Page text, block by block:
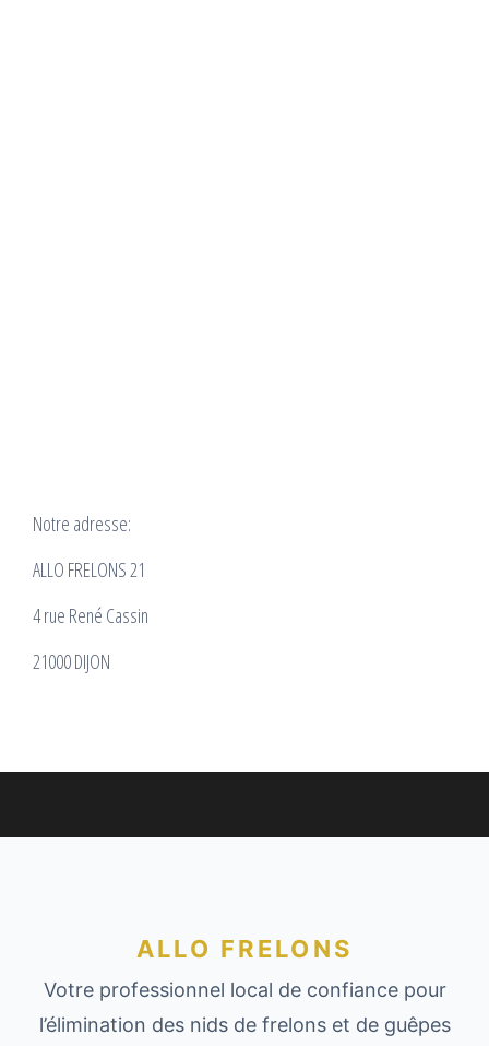
Notre adresse:
ALLO FRELONS 21
4 rue René Cassin
21000 DIJON
ALLO FRELONS
Votre professionnel local de confiance pour
l’élimination des nids de frelons et de guêpes